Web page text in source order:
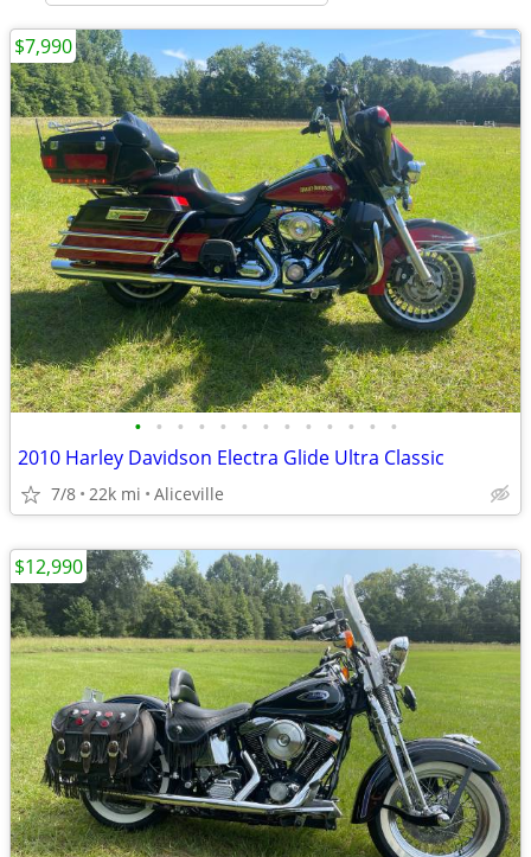
• • • • • • • • • • • • •
2010 Harley Davidson Electra Glide Ultra Classic
7/8 22k mi Aliceville
$7,990
$12,990